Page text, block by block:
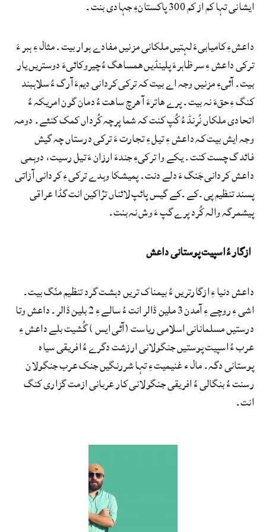
ایشانی تہا کم از کم 300 پاکستانءِ جہادی بنت۔
داعشءِ کامیابیءَ لہتیں ملکانی مزنیں مفادے ہوار بیت۔ مثال ءِ ہبر ءَ
ترکی داعش ءِ سر ظاہرءَ پلینڈیں ھمساھگ ءُ چیروکائیءَ دوستریں یار
بیت۔ آئیءِ مزنیں وجہ اے بیت کہ ترکی کردانی دیمءَ آرگ ءُ سلاہبند
کنگ ءِ حقءَ نہ بیت۔ پرے ھاترءَ آ ھرچ ساھت ءُ دمان گون امریکہ ءُ
اتحادی ملکاں نُرنڈ ءُ کُپ کنت کہ شما پرچہ کُرداں کمک کنئے۔ دومہ
وجہ ایش بیت کہ داعش ءِ تیل ءِ تجارت ءَ ترکی درستاں چہ گیش
فائدگ چست کنت۔ یکے وا ترکیءِ جندءَ ارزان ءَ تیل رسیت، دوہمی
داعش کردانی جَنگ ءَ دلے دنت۔ پمیشکا وہدے ترکی ءِ کردانی آزاتی
پسند تنظیم پی۔کے۔کے گیس پائپ لائناں ترْاکین انت گڈا عراقی
پیشمرگہ والہ کُرد پرے گپ ءَ وش نہ بنت۔
ازگار ءُ اسپیت پوستانی داعش
داعش دنیا ءِ ازگارتریں ءُ بیمناک تریں دہشت گرد تنظیم منّگ بیت۔
اشی ءِ روچے ءِ آمدن 3 ملین ڈالر انت ءُ سالے ءِ 2 بلین ڈالر۔ داعش وتا
درستیں مسلمانانی اسلامی ریاست (آئی ایس ) گُشیت بلے داعش ءِ
عرب ءُ اسپیت پوستیں جنگولانی ارزشت دگرے ءُ افریقی سیاہ
پوستانی دگہ۔ مال ء غنیمیت ءِ تہا شررنگیں جنک عرب جنگولان
رسنت ءُ بنگالی ءُ افریقی جنگولانی کار عربانی ازمت گزاری کنگ
انت۔